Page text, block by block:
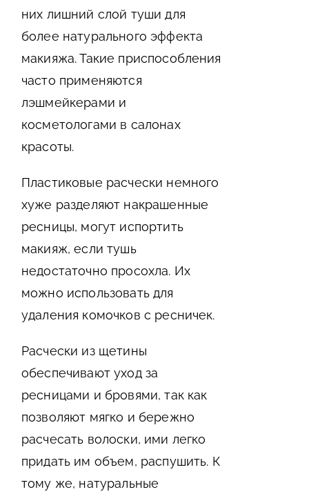
них лишний слой туши для
более натурального эффекта
макияжа. Такие приспособления
часто применяются
лэшмейкерами и
косметологами в салонах
красоты.
Пластиковые расчески немного
хуже разделяют накрашенные
ресницы, могут испортить
макияж, если тушь
недостаточно просохла. Их
можно использовать для
удаления комочков с ресничек.
Расчески из щетины
обеспечивают уход за
ресницами и бровями, так как
позволяют мягко и бережно
расчесать волоски, ими легко
придать им объем, распушить. К
тому же, натуральные